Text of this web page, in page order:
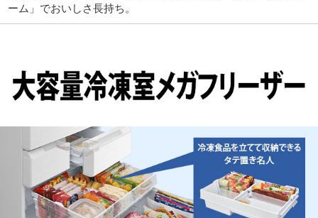
ーム」でおいしさ長持ち。